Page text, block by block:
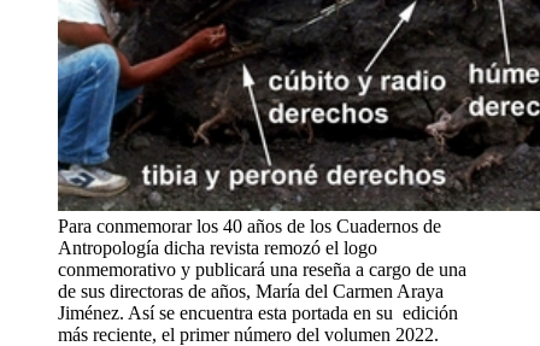
Para conmemorar los 40 años de los Cuadernos de
Antropología dicha revista remozó el logo
conmemorativo y publicará una reseña a cargo de una
de sus directoras de años, María del Carmen Araya
Jiménez. Así se encuentra esta portada en su edición
más reciente, el primer número del volumen 2022.